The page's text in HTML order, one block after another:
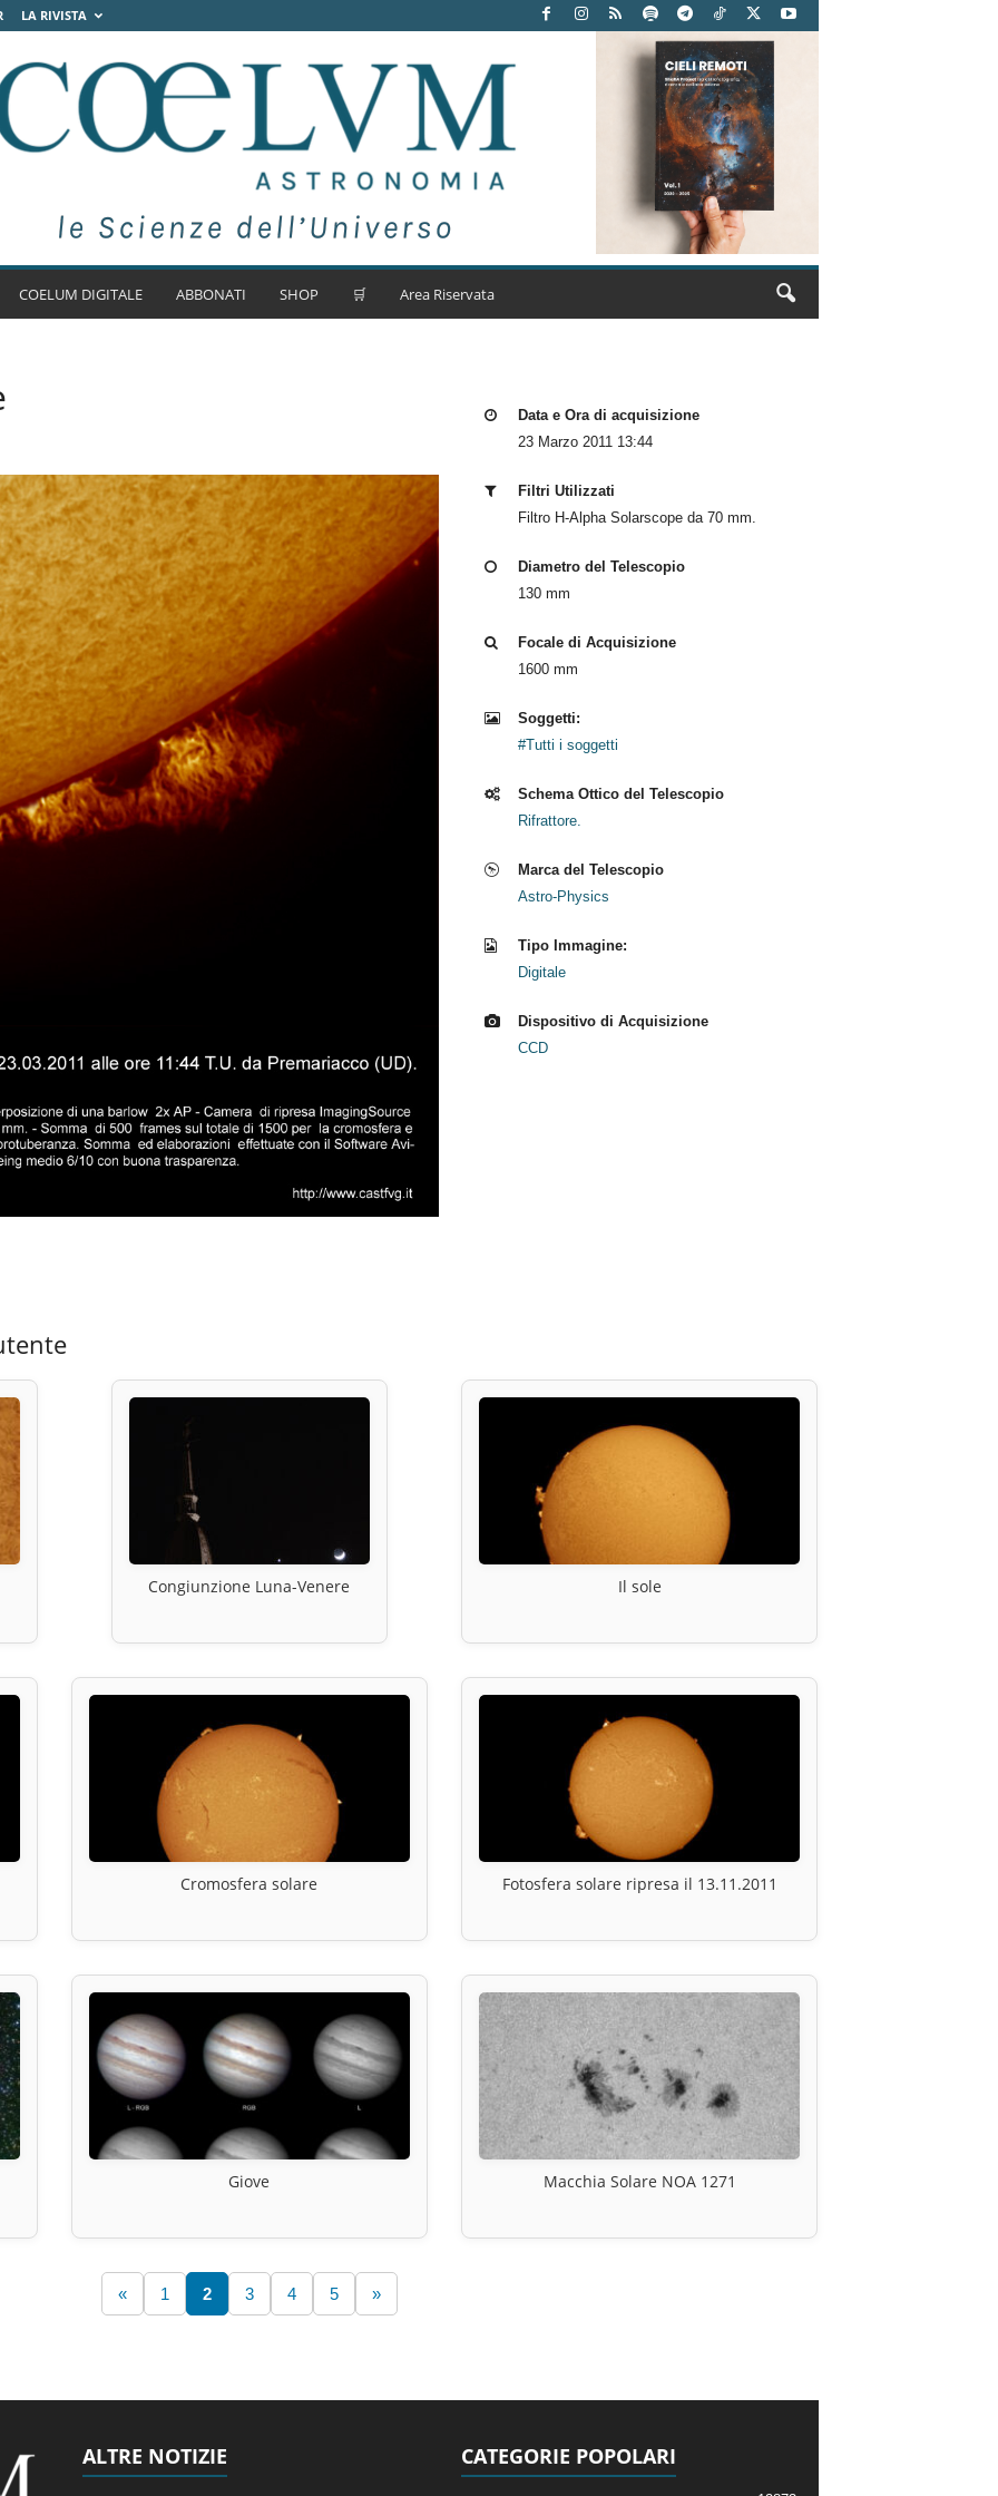
LA RIVISTA
COELUM DIGITALE ABBONATI SHOP 🛒 Area Riservata
Data e Ora di acquisizione
23 Marzo 2011 13:44
Filtri Utilizzati
Filtro H-Alpha Solarscope da 70 mm.
Diametro del Telescopio
130 mm
Focale di Acquisizione
1600 mm
Soggetti:
#Tutti i soggetti
Schema Ottico del Telescopio
Rifrattore.
Marca del Telescopio
Astro-Physics
Tipo Immagine:
Digitale
Dispositivo di Acquisizione
CCD
Congiunzione Luna-Venere Il sole
Cromosfera solare Fotosfera solare ripresa il 13.11.2011
Giove Macchia Solare NOA 1271
« 1 2 3 4 5 »
ALTRE NOTIZIE CATEGORIE POPOLARI